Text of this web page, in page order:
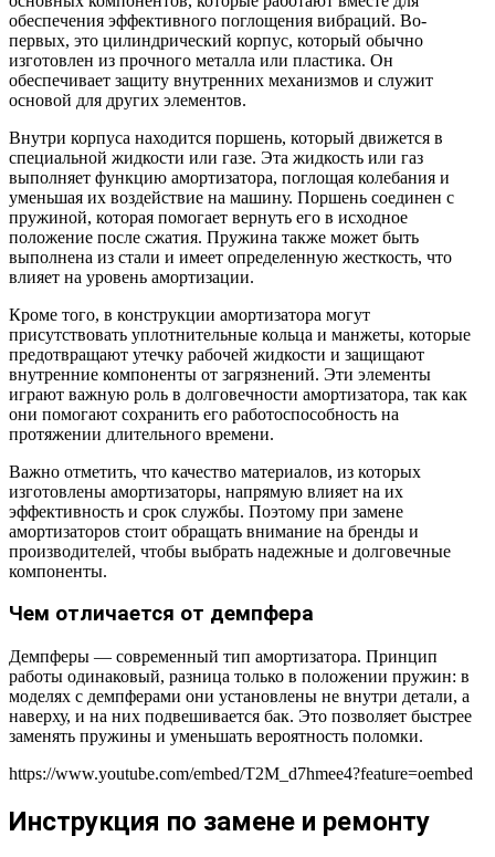
обеспечения эффективного поглощения вибраций. Во-
первых, это цилиндрический корпус, который обычно
изготовлен из прочного металла или пластика. Он
обеспечивает защиту внутренних механизмов и служит
основой для других элементов.
Внутри корпуса находится поршень, который движется в
специальной жидкости или газе. Эта жидкость или газ
выполняет функцию амортизатора, поглощая колебания и
уменьшая их воздействие на машину. Поршень соединен с
пружиной, которая помогает вернуть его в исходное
положение после сжатия. Пружина также может быть
выполнена из стали и имеет определенную жесткость, что
влияет на уровень амортизации.
Кроме того, в конструкции амортизатора могут
присутствовать уплотнительные кольца и манжеты, которые
предотвращают утечку рабочей жидкости и защищают
внутренние компоненты от загрязнений. Эти элементы
играют важную роль в долговечности амортизатора, так как
они помогают сохранить его работоспособность на
протяжении длительного времени.
Важно отметить, что качество материалов, из которых
изготовлены амортизаторы, напрямую влияет на их
эффективность и срок службы. Поэтому при замене
амортизаторов стоит обращать внимание на бренды и
производителей, чтобы выбрать надежные и долговечные
компоненты.
Чем отличается от демпфера
Демпферы — современный тип амортизатора. Принцип
работы одинаковый, разница только в положении пружин: в
моделях с демпферами они установлены не внутри детали, а
наверху, и на них подвешивается бак. Это позволяет быстрее
заменять пружины и уменьшать вероятность поломки.
https://www.youtube.com/embed/T2M_d7hmee4?feature=oembed
Инструкция по замене и ремонту